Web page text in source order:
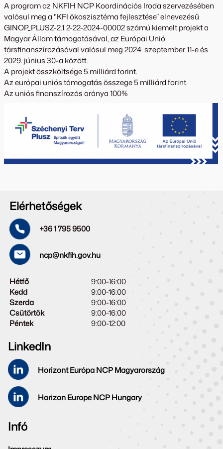
A program az NKFIH NCP Koordinációs Iroda szervezésében
valósul meg a "KFI ökoszisztéma fejlesztése” elnevezésű
GINOP_PLUSZ-2.1.2-22-2024-00002 számú kiemelt projekt a
Magyar Állam támogatásával, az Európai Unió
társfinanszírozásával valósul meg 2024. szeptember 11-e és
2029. június 30-a között.
A projekt összköltsége 5 milliárd forint.
Az európai uniós támogatás összege 5 milliárd forint.
Az uniós finanszírozás aránya 100%
Elérhetőségek
+36 1 795 9500
ncp@nkfih.gov.hu
Hétfő
9:00-16:00
Kedd
9:00-16:00
Szerda
9:00-16:00
Csütörtök
9:00-16:00
Péntek
9:00-12:00
LinkedIn
Horizont Európa NCP Magyarország
Horizon Europe NCP Hungary
Infó